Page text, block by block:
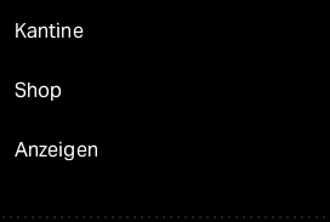
Kantine
Shop
Anzeigen